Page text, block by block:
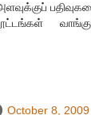
October 8,